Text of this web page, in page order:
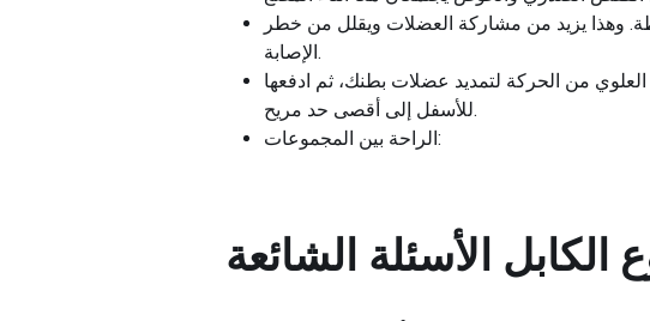
وهذا يزيد من مشاركة العضلات ويقلل من خطر
الإصابة.
من الحركة لتمديد عضلات بطنك، ثم ادفعها
للأسفل إلى أقصى حد مريح.
الراحة بين المجموعات:
الكابل الأسئلة الشائعة